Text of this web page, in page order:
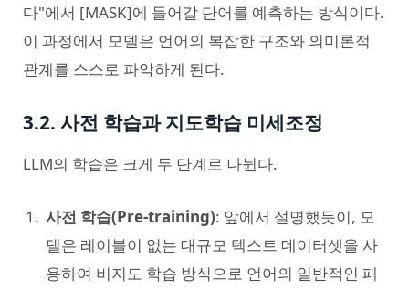
다"에서 [MASK]에 들어갈 단어를 예측하는 방식이다.
이 과정에서 모델은 언어의 복잡한 구조와 의미론적
관계를 스스로 파악하게 된다.
3.2. 사전 학습과 지도학습 미세조정
LLM의 학습은 크게 두 단계로 나뉜다.
사전 학습(Pre-training): 앞에서 설명했듯이, 모
델은 레이블이 없는 대규모 텍스트 데이터셋을 사
용하여 비지도 학습 방식으로 언어의 일반적인 패